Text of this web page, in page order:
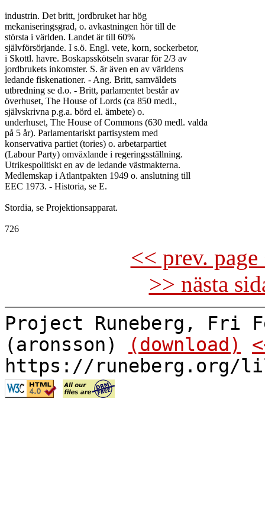
industrin. Det britt, jordbruket har hög
mekaniseringsgrad, o. avkastningen hör till de
största i världen. Landet är till 60%
självförsörjande. I s.ö. Engl. vete, korn, sockerbetor,
i Skottl. havre. Boskapsskötseln svarar för 2/3 av
jordbrukets inkomster. S. är även en av världens
ledande fiskenationer. - Ang. Britt, samväldets
utbredning se d.o. - Britt, parlamentet består av
överhuset, The House of Lords (ca 850 medl.,
självskrivna p.g.a. börd el. ämbete) o.
underhuset, The House of Commons (630 medl. valda
på 5 år). Parlamentariskt partisystem med
konservativa partiet (tories) o. arbetarpartiet
(Labour Party) omväxlande i regeringsställning.
Utrikespolitiskt en av de ledande västmakterna.
Medlemskap i Atlantpakten 1949 o. anslutning till
EEC 1973. - Historia, se E.
Stordia, se Projektionsapparat.
<< prev.
>> nästa
Project Runeberg, Fri
(aronsson)
(download)
https://runeberg.org/